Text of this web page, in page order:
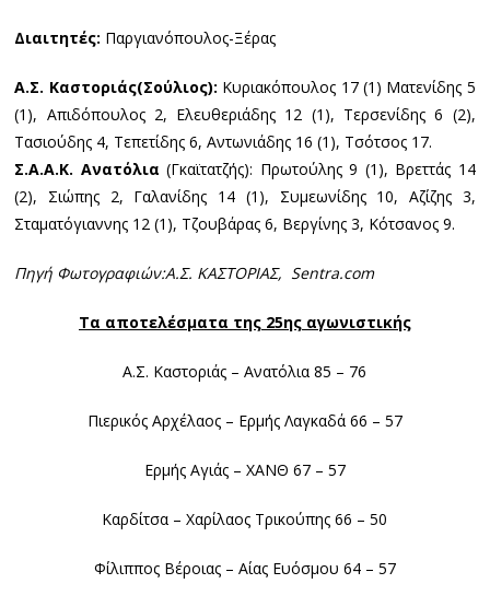
Διαιτητές: Παργιανόπουλος-Ξέρας
Α.Σ. Καστοριάς(Σούλιος): Κυριακόπουλος 17 (1) Ματενίδης 5
(1), Απιδόπουλος 2, Ελευθεριάδης 12 (1), Τερσενίδης 6 (2),
Τασιούδης 4, Τεπετίδης 6, Αντωνιάδης 16 (1), Τσότσος 17.
Σ.Α.Α.Κ. Ανατόλια (Γκαϊτατζής): Πρωτούλης 9 (1), Βρεττάς 14
(2), Σιώπης 2, Γαλανίδης 14 (1), Συμεωνίδης 10, Αζίζης 3,
Σταματόγιαννης 12 (1), Τζουβάρας 6, Βεργίνης 3, Κότσανος 9.
Πηγή Φωτογραφιών:Α.Σ. ΚΑΣΤΟΡΙΑΣ, Sentra.com
Τα αποτελέσματα της 25ης αγωνιστικής
Α.Σ. Καστοριάς – Ανατόλια 85 – 76
Πιερικός Αρχέλαος – Ερμής Λαγκαδά 66 – 57
Ερμής Αγιάς – ΧΑΝΘ 67 – 57
Καρδίτσα – Χαρίλαος Τρικούπης 66 – 50
Φίλιππος Βέροιας – Αίας Ευόσμου 64 – 57